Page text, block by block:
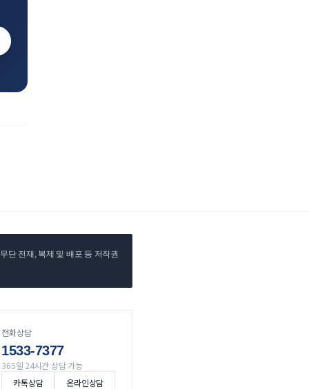
단 전재, 복제 및 배포 등 저작권
전화상담
1533-7377
365일 24시간 상담 가능
카톡상담
온라인상담